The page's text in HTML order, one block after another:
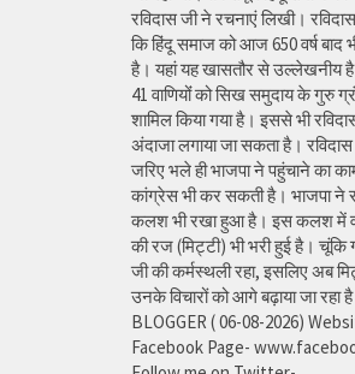
रविदास जी ने रचनाएं लिखी।
कि हिंदू समाज को आज 650 वर्ष
है। यहां यह खासतौर से उल्लेखनीय है
41 वाणियोंं को सिख समुदाय के गुरु
शामिल किया गया है। इससे भी
अंदाजा लगाया जा सकता है।
जरिए भले ही भाजपा ने पहुंचाने का
कांग्रेस भी कर सकती है। भाजपा ने
कलश भी रखा हुआ है। इस कलश में
की रज (मिट्टी) भी भरी हुई है। चूंकि
जी की कर्मस्थली रहा, इसलिए अब
उनके विचारों को आगे बढ़ाया जा रहा
BLOGGER ( 06-08-2026)
Facebook Page-